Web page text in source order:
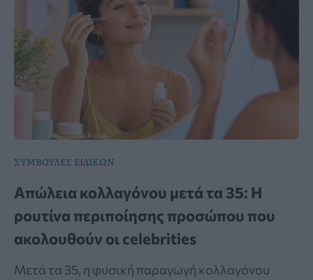
ΣΥΜΒΟΥΛΕΣ ΕΙΔΙΚΩΝ
Απώλεια κολλαγόνου μετά τα 35: Η
ρουτίνα περιποίησης προσώπου που
ακολουθούν οι celebrities
Μετά τα 35, η φυσική παραγωγή κολλαγόνου